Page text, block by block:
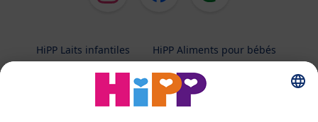
HiPP Laits infantiles
HiPP Aliments pour bébés
HiPP Grossesse